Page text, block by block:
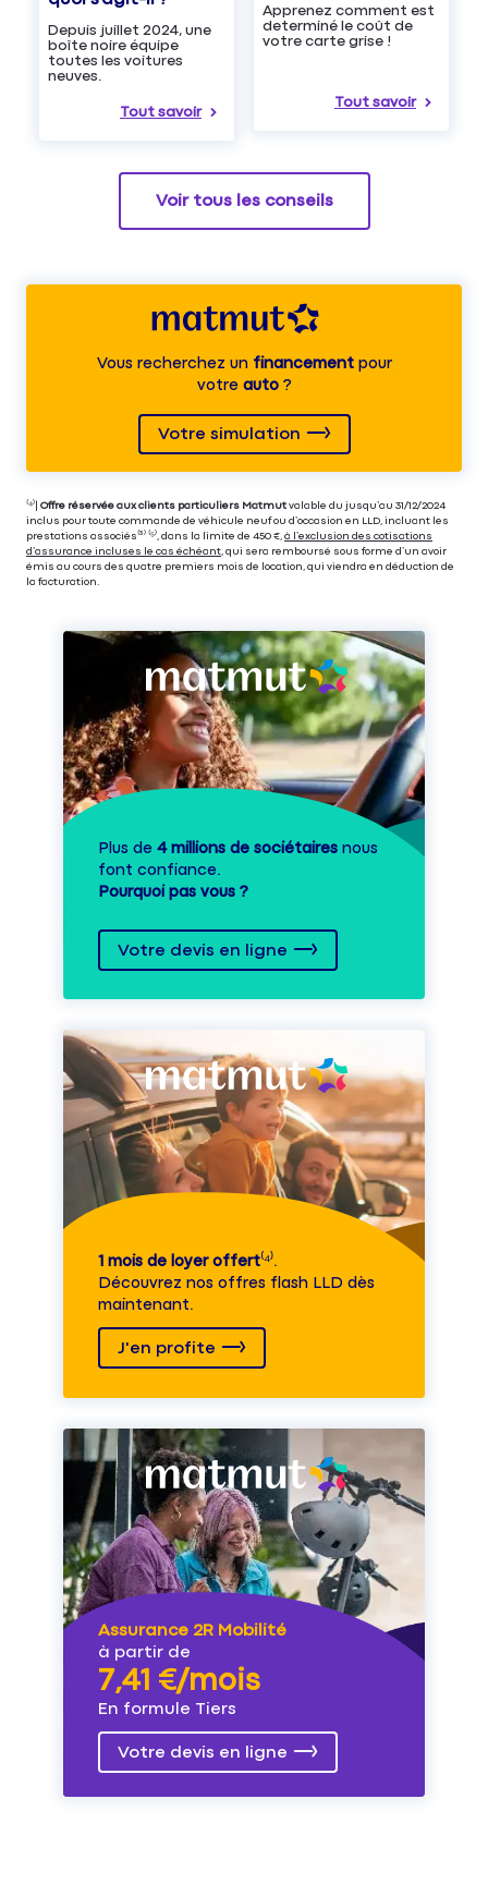
Depuis juillet 2024, une
boîte noire équipe
toutes les voitures
neuves.
Tout savoir
Apprenez comment est
determiné le coût de
votre carte grise !
Tout savoir
Voir tous les conseils
Vous recherchez unfinancementpour
votre auto?
Votre simulation
⁽⁴⁾| Offre réservée aux clients particuliers Matmut valable du jusqu’au 31/12/2024
inclus pour toute commande de véhicule neuf ou d’occasion en LLD, incluant les
prestations associés⁽³⁾ ⁽⁵⁾, dans la limite de 450 €, à l’exclusion des cotisations
d’assurance incluses le cas échéant , qui sera remboursé sous forme d’un avoir
émis au cours des quatre premiers mois de location, qui viendra en déduction de
la facturation.
Plus de 4 millions de sociétaires nous
font confiance.
Pourquoi pas vous ?
Votre devis en ligne
1 mois de loyer offert⁽⁴⁾.
Découvrez nos offres flash LLD dès
maintenant.
J'en profite
Assurance 2R Mobilité
à partir de
7,41 €/mois
En formule Tiers
Votre devis en ligne